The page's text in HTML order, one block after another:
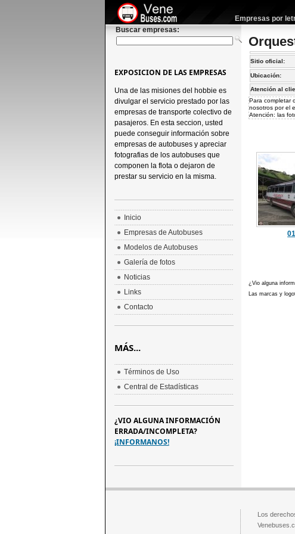
Empresas por
Buscar empresas:
Sitio oficial:
Ubicación:
Atención al
Para completar
nosotros por el
Atención: las
01
¿Vio alguna
Las marcas y
EXPOSICION DE LAS EMPRESAS
Una de las misiones del hobbie es
divulgar el servicio prestado por las
empresas de transporte colectivo de
pasajeros. En esta seccion, usted
puede conseguir información sobre
empresas de autobuses y apreciar
fotografias de los autobuses que
componen la flota o dejaron de
prestar su servicio en la misma.
Inicio
Empresas de Autobuses
Modelos de Autobuses
Galería de fotos
Noticias
Links
Contacto
MÁS...
Términos de Uso
Central de Estadísticas
¿VIO ALGUNA INFORMACIÓN
ERRADA/INCOMPLETA?
¡INFORMANOS!
Los